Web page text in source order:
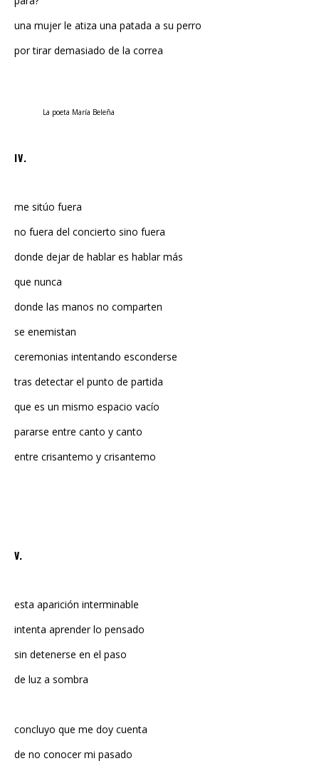
una mujer le atiza una patada a su perro
por tirar demasiado de la correa
no fuera del concierto sino fuera
donde dejar de hablar es hablar más
que nunca
donde las manos no comparten
se enemistan
ceremonias intentando esconderse
tras detectar el punto de partida
que es un mismo espacio vacío
pararse entre canto y canto
entre crisantemo y crisantemo
intenta aprender lo pensado
sin detenerse en el paso
de luz a sombra
de no conocer mi pasado